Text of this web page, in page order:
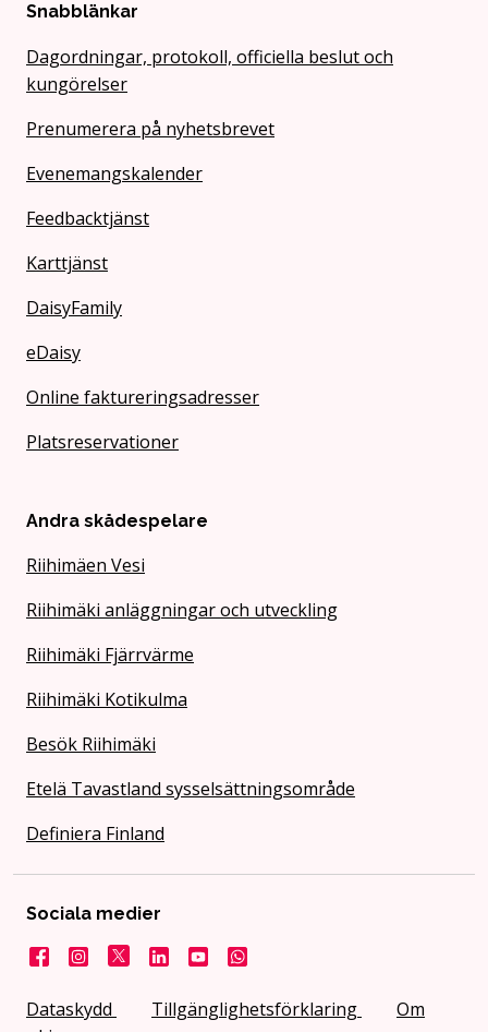
Snabblänkar
Dagordningar, protokoll, officiella beslut och
kungörelser
Prenumerera på nyhetsbrevet
Evenemangskalender
Feedbacktjänst
Karttjänst
DaisyFamily
eDaisy
Online faktureringsadresser
Platsreservationer
Andra skådespelare
Riihimäen Vesi
Riihimäki anläggningar och utveckling
Riihimäki Fjärrvärme
Riihimäki Kotikulma
Besök Riihimäki
Etelä Tavastland sysselsättningsområde
Definiera Finland
Dataskydd Tillgänglighetsförklaring
Om
Sociala medier
FacebookInstagram
X LinkedInYoutubeStad på WhatsApp